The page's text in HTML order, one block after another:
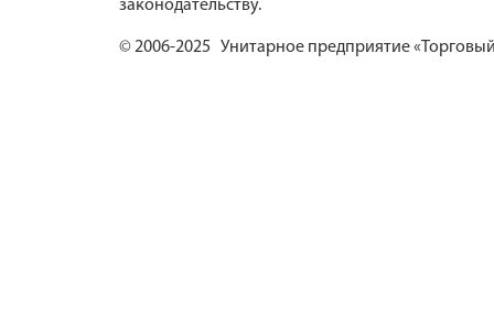
законодательству.
© 2006-2025 Унитарное предприятие